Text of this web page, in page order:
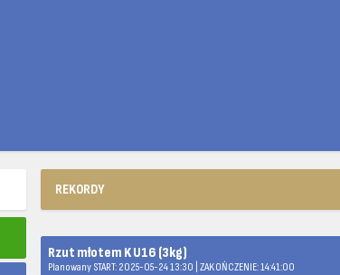
REKORDY
Rzut młotem K U16 (3kg)
Planowany START: 2025-05-24 13:30 | ZAKOŃCZENIE: 14:41:00